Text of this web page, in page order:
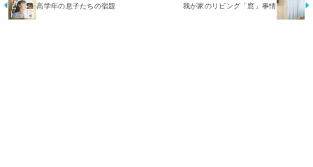
高学年の息子たちの宿題 我が家のリビング「窓」事情